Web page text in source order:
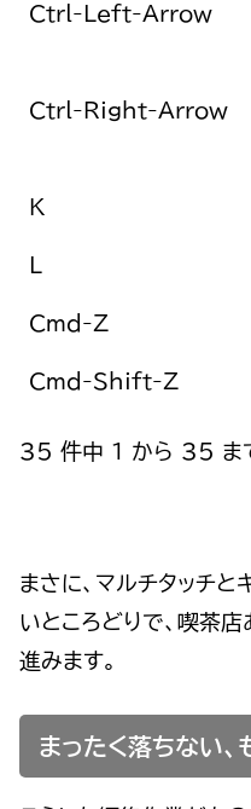
Ctrl-Left-Arrow
Ctrl-Right-Arrow
K
Cmd-Z
Cmd-Shift-Z
35 件中 1 から 35 ま
まさに、マルチタッチと
いところどりで、喫茶
進みます。
まったく落ちない